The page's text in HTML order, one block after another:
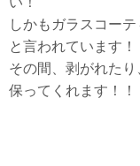
しかもガラスコー
と言われています！
その間、剥がれた
保ってくれます！！